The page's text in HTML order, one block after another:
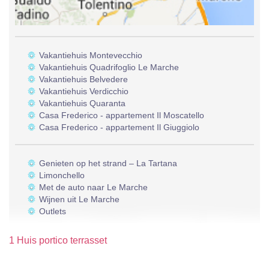
Vakantiehuis Montevecchio
Vakantiehuis Quadrifoglio Le Marche
Vakantiehuis Belvedere
Vakantiehuis Verdicchio
Vakantiehuis Quaranta
Casa Frederico - appartement Il Moscatello
Casa Frederico - appartement Il Giuggiolo
Genieten op het strand – La Tartana
Limonchello
Met de auto naar Le Marche
Wijnen uit Le Marche
Outlets
1 Huis portico terrasset